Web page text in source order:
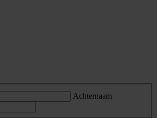
Achternaam